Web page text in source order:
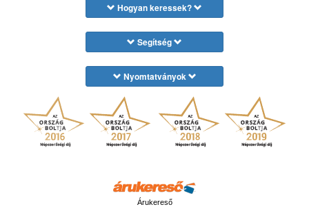
Hogyan keressek?
Segítség
Nyomtatványok
Árukereső